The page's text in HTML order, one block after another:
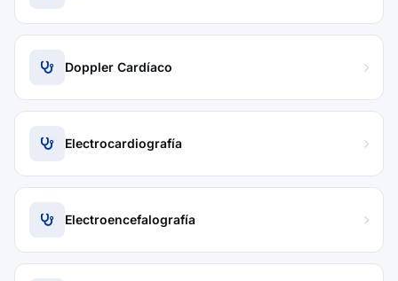
Doppler Cardíaco
Electrocardiografía
Electroencefalografía